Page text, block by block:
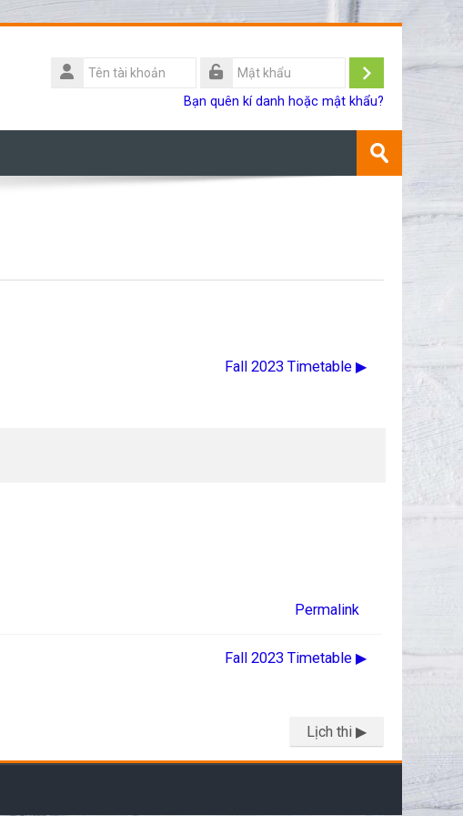
Tên
tài
Đăng
Bạn quên kí danh hoặc mật khẩu?
khoá
Gửi
Fall 2023 Timetable ▶︎
Permalink
Fall 2023 Timetable ▶︎
Lịch thi ▶︎